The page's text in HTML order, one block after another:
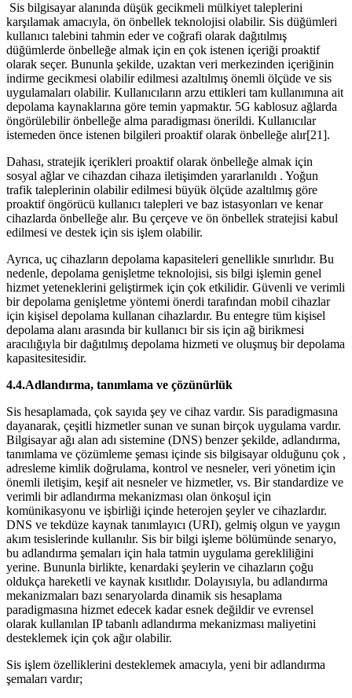
Sis bilgisayar alanında düşük gecikmeli mülkiyet taleplerini
karşılamak amacıyla, ön önbellek teknolojisi olabilir. Sis düğümleri
kullanıcı talebini tahmin eder ve coğrafi olarak dağıtılmış
düğümlerde önbelleğe almak için en çok istenen içeriği proaktif
olarak seçer. Bununla şekilde, uzaktan veri merkezinden içeriğinin
indirme gecikmesi olabilir edilmesi azaltılmış önemli ölçüde ve sis
uygulamaları olabilir. Kullanıcıların arzu ettikleri tam kullanımına ait
depolama kaynaklarına göre temin yapmaktır. 5G kablosuz ağlarda
öngörülebilir önbelleğe alma paradigması önerildi. Kullanıcılar
istemeden önce istenen bilgileri proaktif olarak önbelleğe alır[21].
Dahası, stratejik içerikleri proaktif olarak önbelleğe almak için
sosyal ağlar ve cihazdan cihaza iletişimden yararlanıldı . Yoğun
trafik taleplerinin olabilir edilmesi büyük ölçüde azaltılmış göre
proaktif öngörücü kullanıcı talepleri ve baz istasyonları ve kenar
cihazlarda önbelleğe alır. Bu çerçeve ve ön önbellek stratejisi kabul
edilmesi ve destek için sis işlem olabilir.
Ayrıca, uç cihazların depolama kapasiteleri genellikle sınırlıdır. Bu
nedenle, depolama genişletme teknolojisi, sis bilgi işlemin genel
hizmet yeteneklerini geliştirmek için çok etkilidir. Güvenli ve verimli
bir depolama genişletme yöntemi önerdi tarafından mobil cihazlar
için kişisel depolama kullanan cihazlardır. Bu entegre tüm kişisel
depolama alanı arasında bir kullanıcı bir sis için ağ birikmesi
aracılığıyla bir dağıtılmış depolama hizmeti ve oluşmuş bir depolama
kapasitesitesidir.
4.4.Adlandırma, tanımlama ve çözünürlük
Sis hesaplamada, çok sayıda şey ve cihaz vardır. Sis paradigmasına
dayanarak, çeşitli hizmetler sunan ve sunan birçok uygulama vardır.
Bilgisayar ağı alan adı sistemine (DNS) benzer şekilde, adlandırma,
tanımlama ve çözümleme şeması içinde sis bilgisayar olduğunu çok ,
adresleme kimlik doğrulama, kontrol ve nesneler, veri yönetim için
önemli iletişim, keşif ait nesneler ve hizmetler, vs. Bir standardize ve
verimli bir adlandırma mekanizması olan önkoşul için
komünikasyonu ve işbirliği içinde heterojen şeyler ve cihazlardır.
DNS ve tekdüze kaynak tanımlayıcı (URI), gelmiş olgun ve yaygın
akım tesislerinde kullanılır. Sis bir bilgi işleme bölümünde senaryo,
bu adlandırma şemaları için hala tatmin uygulama gerekliliğini
yerine. Bununla birlikte, kenardaki şeylerin ve cihazların çoğu
oldukça hareketli ve kaynak kısıtlıdır. Dolayısıyla, bu adlandırma
mekanizmaları bazı senaryolarda dinamik sis hesaplama
paradigmasına hizmet edecek kadar esnek değildir ve evrensel
olarak kullanılan IP tabanlı adlandırma mekanizması maliyetini
desteklemek için çok ağır olabilir.
Sis işlem özelliklerini desteklemek amacıyla, yeni bir adlandırma
şemaları vardır;